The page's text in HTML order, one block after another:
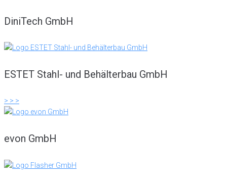
DiniTech GmbH
ESTET Stahl- und Behälterbau GmbH
> > >
evon GmbH